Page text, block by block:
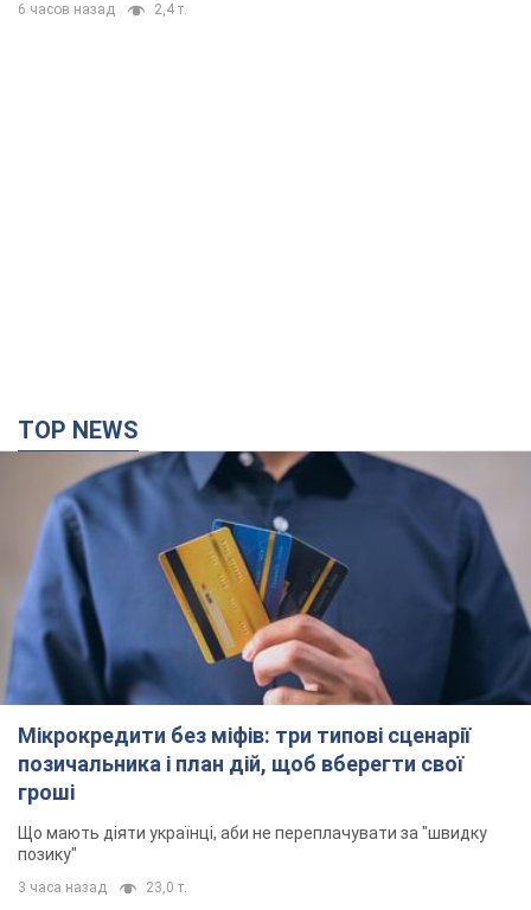
6 часов назад 2,4 т.
TOP NEWS
Мікрокредити без міфів: три типові сценарії
позичальника і план дій, щоб вберегти свої
гроші
Що мають діяти українці, аби не переплачувати за "швидку
позику"
3 часа назад 23,0 т.